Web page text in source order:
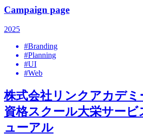
Campaign page
2025
#Branding
#Planning
#UI
#Web
株式会社リンクアカデミ
資格スクール大栄サー
ューアル